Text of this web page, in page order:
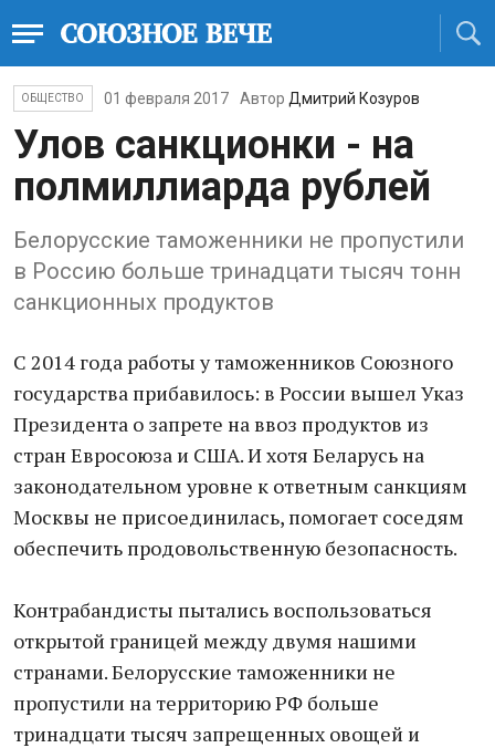
ОБЩЕСТВО 01 февраля 2017 Автор Дмитрий Козуров
Улов санкционки - на
полмиллиарда рублей
Белорусские таможенники не пропустили
в Россию больше тринадцати тысяч тонн
санкционных продуктов
С 2014 года работы у таможенников Союзного
государства прибавилось: в России вышел Указ
Президента о запрете на ввоз продуктов из
стран Евросоюза и США. И хотя Беларусь на
законодательном уровне к ответным санкциям
Москвы не присоединилась, помогает соседям
обеспечить продовольственную безопасность.
Контрабандисты пытались воспользоваться
открытой границей между двумя нашими
странами. Белорусские таможенники не
пропустили на территорию РФ больше
тринадцати тысяч запрещенных овощей и